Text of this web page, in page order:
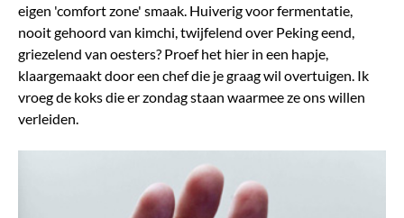
eigen 'comfort zone' smaak. Huiverig voor fermentatie,
nooit gehoord van kimchi, twijfelend over Peking eend,
griezelend van oesters? Proef het hier in een hapje,
klaargemaakt door een chef die je graag wil overtuigen. Ik
vroeg de koks die er zondag staan waarmee ze ons willen
verleiden.